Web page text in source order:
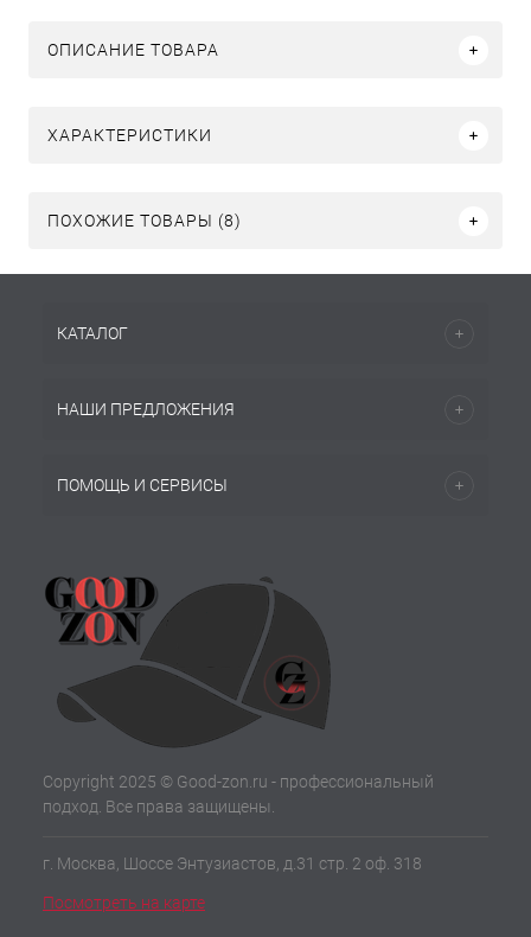
ОПИСАНИЕ ТОВАРА
ХАРАКТЕРИСТИКИ
ПОХОЖИЕ ТОВАРЫ (8)
КАТАЛОГ
НАШИ ПРЕДЛОЖЕНИЯ
ПОМОЩЬ И СЕРВИСЫ
Copyright 2025 © Good-zon.ru - профессиональный
подход. Все права защищены.
г. Москва, Шоссе Энтузиастов, д.31 стр. 2 оф. 318
Посмотреть на карте